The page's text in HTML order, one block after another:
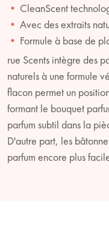
CleanScent
Avec des extraits
Formule à base de
rue Scents intègre des
naturels à une formule
flacon permet un
formant le bouquet
parfum subtil dans la
D'autre part, les
parfum encore plus